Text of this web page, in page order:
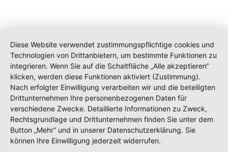
Diese Website verwendet zustimmungspflichtige cookies und
Technologien von Drittanbietern, um bestimmte Funktionen zu
integrieren. Wenn Sie auf die Schaltfläche „Alle akzeptieren“
klicken, werden diese Funktionen aktiviert (Zustimmung).
Nach erfolgter Einwilligung verarbeiten wir und die beteiligten
Drittunternehmen Ihre personenbezogenen Daten für
verschiedene Zwecke. Detaillierte Informationen zu Zweck,
Rechtsgrundlage und Drittunternehmen finden Sie unter dem
Button „Mehr“ und in unserer Datenschutzerklärung. Sie
können Ihre Einwilligung jederzeit widerrufen.